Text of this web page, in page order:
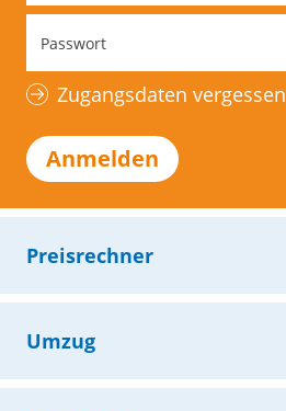
Passwort
Zugangsdaten vergessen
Anmelden
Preisrechner
Umzug